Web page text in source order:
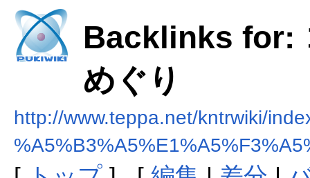
Backlinks for:
めぐり
http://www.teppa.net/kntrwiki/